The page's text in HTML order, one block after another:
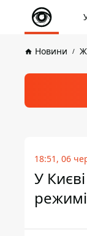
Новини
18:51, 06
У
режимі